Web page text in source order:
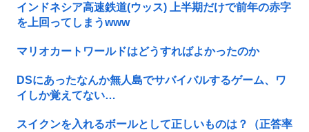
インドネシア高速鉄道(ウッス) 上半期だけで前年の赤字
を上回ってしまうwww
マリオカートワールドはどうすればよかったのか
DSにあったなんか無人島でサバイバルするゲーム、ワ
イしか覚えてない…
スイクンを入れるボールとして正しいものは？（正答率